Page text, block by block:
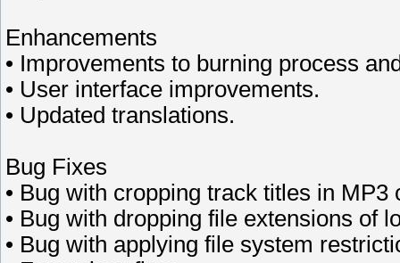
Enhancements
• Improvements to burning process
• User interface improvements.
• Updated translations.
Bug Fixes
• Bug with cropping track titles in MP3
• Bug with dropping file extensions of
• Bug with applying file system